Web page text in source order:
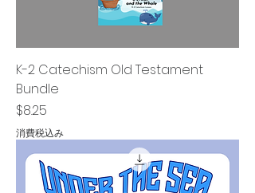
K-2 Catechism Old Testament
Bundle
価格
$8.25
消費税込み